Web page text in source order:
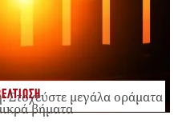
Στοχεύστε μεγάλα οράματα
βήματα